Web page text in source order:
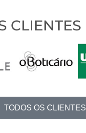
CLIENTES
TODOS OS CLIENTES